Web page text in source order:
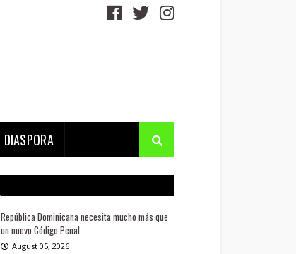
DIASPORA
República Dominicana necesita mucho más que
un nuevo Código Penal
August 05, 2026